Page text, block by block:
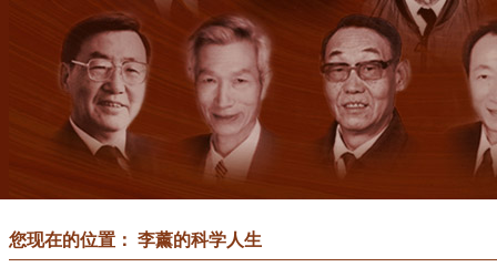
您现在的位置： 李薰的科学人生